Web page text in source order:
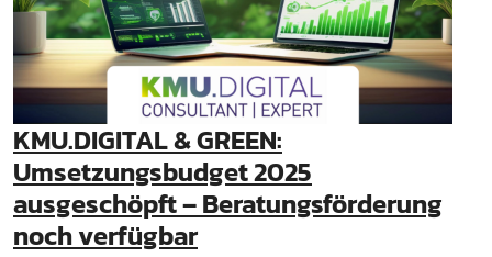
KMU.DIGITAL & GREEN:
Umsetzungsbudget 2025
ausgeschöpft – Beratungsförderung
noch verfügbar